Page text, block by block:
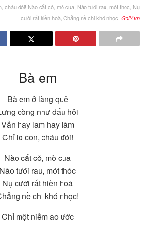
cháu đói! Nào cắt cỏ, mò cua, Nào tưới rau, mót thóc, Nụ
cười rất hiền hoà, Chẳng nề chi khó nhọc! GoiY.vn
Bà em
Bà em ở làng quê
còng như dấu hỏi
Vẫn hay lam hay làm
Chỉ lo con, cháu đói!
Nào cắt cỏ, mò cua
Nào tưới rau, mót thóc
Nụ cười rất hiền hoà
nề chi khó nhọc!
Chỉ một niềm ao ước